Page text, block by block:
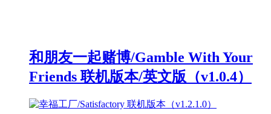
和朋友一起赌博/Gamble With Your
Friends 联机版本/英文版（v1.0.4）